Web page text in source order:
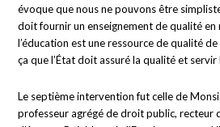
évoque que nous ne pouvons être
doit fournir un enseignement de qualité en
l’éducation est une ressource de qualité
ça que l’État doit assuré la qualité et servir
Le septième intervention fut celle de
professeur agrégé de droit public, recteur